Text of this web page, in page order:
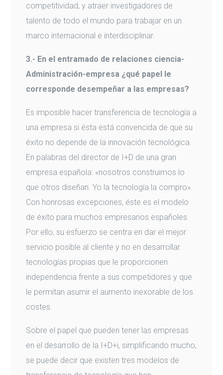
competitividad, y atraer investigadores de
talento de todo el mundo para trabajar en un
marco internacional e interdisciplinar.
3.- En el entramado de relaciones ciencia-
Administración-empresa ¿qué papel le
corresponde desempeñar a las empresas?
Es imposible hacer transferencia de tecnología a
una empresa si ésta está convencida de que su
éxito no depende de la innovación tecnológica.
En palabras del director de I+D de una gran
empresa española: «nosotros construimos lo
que otros diseñan. Yo la tecnología la compro».
Con honrosas excepciones, éste es el modelo
de éxito para muchos empresarios españoles.
Por ello, su esfuerzo se centra en dar el mejor
servicio posible al cliente y no en desarrollar
tecnologías propias que le proporcionen
independencia frente a sus competidores y que
le permitan asumir el aumento inexorable de los
costes.
Sobre el papel que pueden tener las empresas
en el desarrollo de la I+D+i, simplificando mucho,
se puede decir que existen tres modelos de